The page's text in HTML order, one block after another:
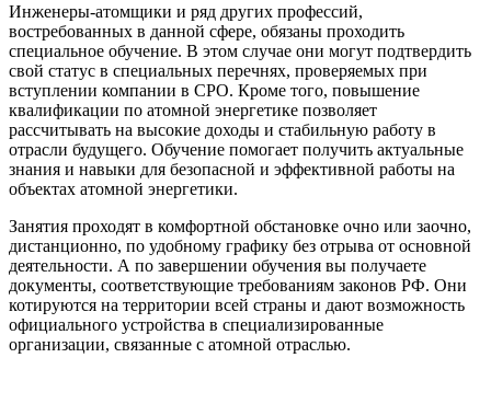
Инженеры-атомщики и ряд других профессий,
востребованных в данной сфере, обязаны проходить
специальное обучение. В этом случае они могут подтвердить
свой статус в специальных перечнях, проверяемых при
вступлении компании в СРО. Кроме того, повышение
квалификации по атомной энергетике позволяет
рассчитывать на высокие доходы и стабильную работу в
отрасли будущего. Обучение помогает получить актуальные
знания и навыки для безопасной и эффективной работы на
объектах атомной энергетики.
Занятия проходят в комфортной обстановке очно или заочно,
дистанционно, по удобному графику без отрыва от основной
деятельности. А по завершении обучения вы получаете
документы, соответствующие требованиям законов РФ. Они
котируются на территории всей страны и дают возможность
официального устройства в специализированные
организации, связанные с атомной отраслью.